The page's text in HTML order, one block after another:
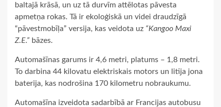
baltajā krāsā, un uz tā durvīm attēlotas pāvesta
apmetņa rokas. Tā ir ekoloģiskā un videi draudzīgā
“pāvestmobīļa” versija, kas veidota uz “Kangoo Maxi
Z.E.” bāzes.
Automašīnas garums ir 4,6 metri, platums – 1,8 metri.
To darbina 44 kilovatu elektriskais motors un litija jona
baterija, kas nodrošina 170 kilometru nobraukumu.
Automašīna izveidota sadarbībā ar Francijas autobusu